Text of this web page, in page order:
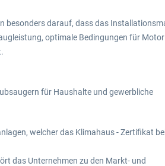
besonders darauf, dass das
optimale Bedingungen für
für Haushalte und gewerbliche
welcher das Klimahaus - Zertifikat
das Unternehmen zu den Markt- und